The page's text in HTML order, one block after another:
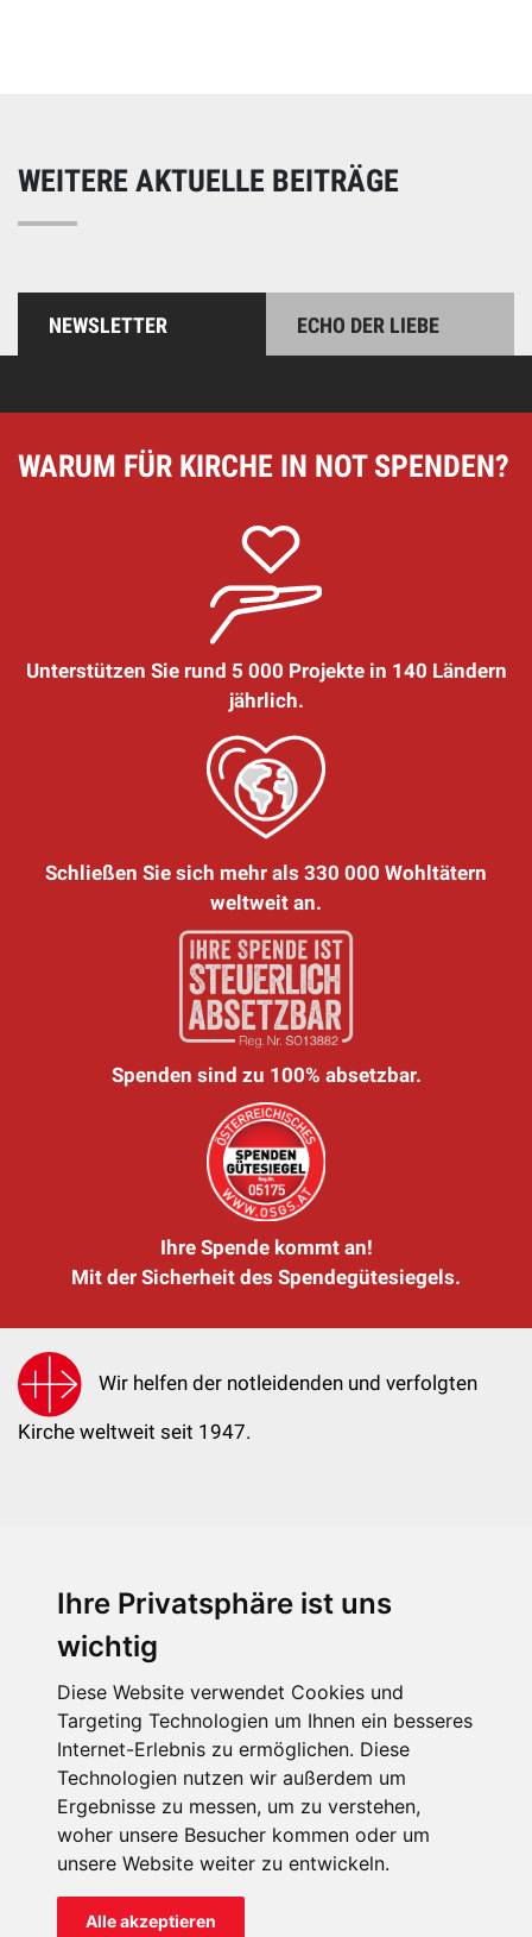
Ihre Privatsphäre ist uns
wichtig
Diese Website verwendet Cookies und
Targeting Technologien um Ihnen ein besseres
Internet-Erlebnis zu ermöglichen. Diese
Technologien nutzen wir außerdem um
Ergebnisse zu messen, um zu verstehen,
woher unsere Besucher kommen oder um
unsere Website weiter zu entwickeln.
Alle akzeptieren
WEITERE AKTUELLE BEITRÄGE
NEWSLETTER ECHO DER LIEBE
WARUM FÜR KIRCHE IN NOT SPENDEN?
Unterstützen Sie rund 5 000 Projekte in 140 Ländern
jährlich.
Schließen Sie sich mehr als 330 000 Wohltätern
weltweit an.
Spenden sind zu 100% absetzbar.
Ihre Spende kommt an!
Mit der Sicherheit des Spendegütesiegels.
Wir helfen der notleidenden und verfolgten
Kirche weltweit seit 1947.
KIRCHE IN NOT - Österreich
kin@kircheinnot.at
KIN weltweit